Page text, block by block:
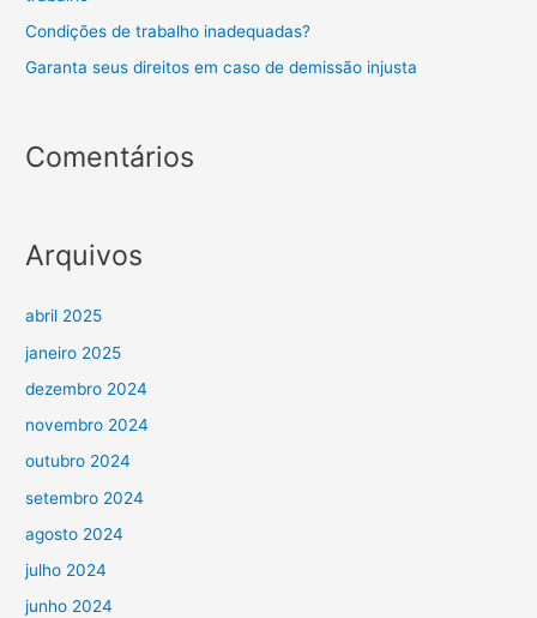
Condições de trabalho inadequadas?
Garanta seus direitos em caso de demissão injusta
Comentários
Arquivos
abril 2025
janeiro 2025
dezembro 2024
novembro 2024
outubro 2024
setembro 2024
agosto 2024
julho 2024
junho 2024